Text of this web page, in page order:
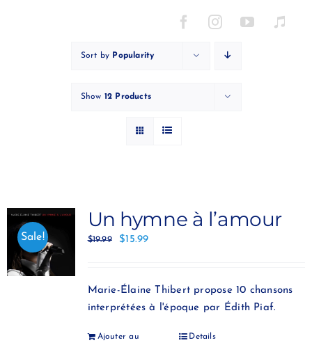
Sort by Popularity
Show 12 Products
Sale!
Un hymne à l’amour
$19.99 $15.99
Marie-Élaine Thibert propose 10 chansons
interprétées à l'époque par Édith Piaf.
Ajouter au
Details